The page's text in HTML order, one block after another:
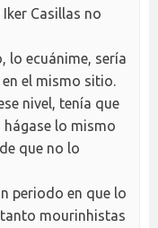
Casillas no
lo ecuánime, sería
el mismo sitio.
nivel, tenía que
hágase lo mismo
que no lo
periodo en que lo
mourinhistas